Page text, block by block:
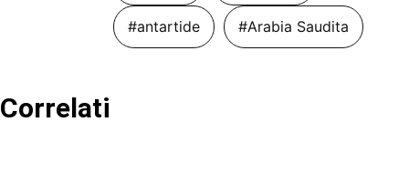
#antartide #Arabia Saudita
Correlati